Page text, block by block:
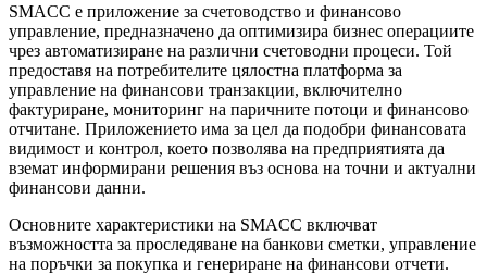
SMACC е приложение за счетоводство и финансово
управление, предназначено да оптимизира бизнес операциите
чрез автоматизиране на различни счетоводни процеси. Той
предоставя на потребителите цялостна платформа за
управление на финансови транзакции, включително
фактуриране, мониторинг на паричните потоци и финансово
отчитане. Приложението има за цел да подобри финансовата
видимост и контрол, което позволява на предприятията да
вземат информирани решения въз основа на точни и актуални
финансови данни.
Основните характеристики на SMACC включват
възможността за проследяване на банкови сметки, управление
на поръчки за покупка и генериране на финансови отчети.